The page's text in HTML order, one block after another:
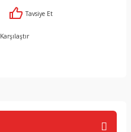
Tavsiye Et
Karşılaştır